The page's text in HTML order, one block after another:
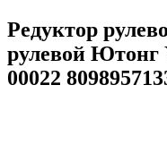
Редуктор
рулевой Ютонг
00022